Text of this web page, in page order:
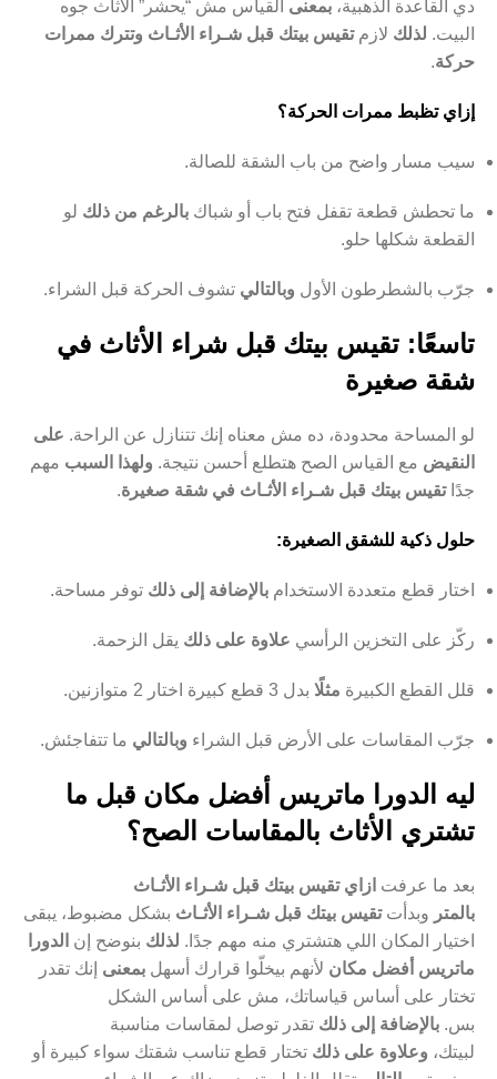
دي القاعدة الذهبية، بمعنى القياس مش “يحشر” الأثاث جوه
البيت. لذلك لازمتقيس بيتك قبل شـراء الأثـاث وتترك ممرات
حركة.
إزاي تظبط ممرات الحركة؟
سيب مسار واضح من باب الشقة للصالة.
ما تحطش قطعة تقفل فتح باب أو شباك بالرغم من ذلك لو
القطعة شكلها حلو.
جرّب بالشطرطون الأول وبالتالي تشوف الحركة قبل الشراء.
تاسعًا: تقيس بيتك قبل شراء الأثاث في
شقة صغيرة
لو المساحة محدودة، ده مش معناه إنك تتنازل عن الراحة. على
النقيض مع القياس الصح هتطلع أحسن نتيجة. ولهذا السبب مهم
جدًاتقيس بيتك قبل شـراء الأثـاث في شقة صغيرة.
حلول ذكية للشقق الصغيرة:
اختار قطع متعددة الاستخدام بالإضافة إلى ذلك توفر مساحة.
ركّز على التخزين الرأسي علاوة على ذلك يقل الزحمة.
قلل القطع الكبيرة مثلًا بدل 3 قطع كبيرة اختار 2 متوازنين.
جرّب المقاسات على الأرض قبل الشراء وبالتالي ما تتفاجئش.
ليه الدورا ماتريس أفضل مكان قبل ما
تشتري الأثاث بالمقاسات الصح؟
بعد ما عرفت ازاي تقيس بيتك قبل شـراء الأثـاث
بالمتر وبدأتتقيس بيتك قبل شـراء الأثـاث بشكل مضبوط، يبقى
اختيار المكان اللي هتشتري منه مهم جدًا. لذلك بنوضح إن الدورا
ماتريس أفضل مكان لأنهم بيخلّوا قرارك أسهل بمعنى إنك تقدر
تختار على أساس قياساتك، مش على أساس الشكل
بس. بالإضافة إلى ذلك تقدر توصل لمقاسات مناسبة
لبيتك، وعلاوة على ذلك تختار قطع تناسب شقتك سواء كبيرة أو